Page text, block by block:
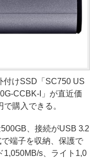
けSSD「SC750 US
CCBK-I」が直近価
購入できる。
、接続がUSB 3.2
端子を収納、保護で
1,050MB/s、ライト1,0